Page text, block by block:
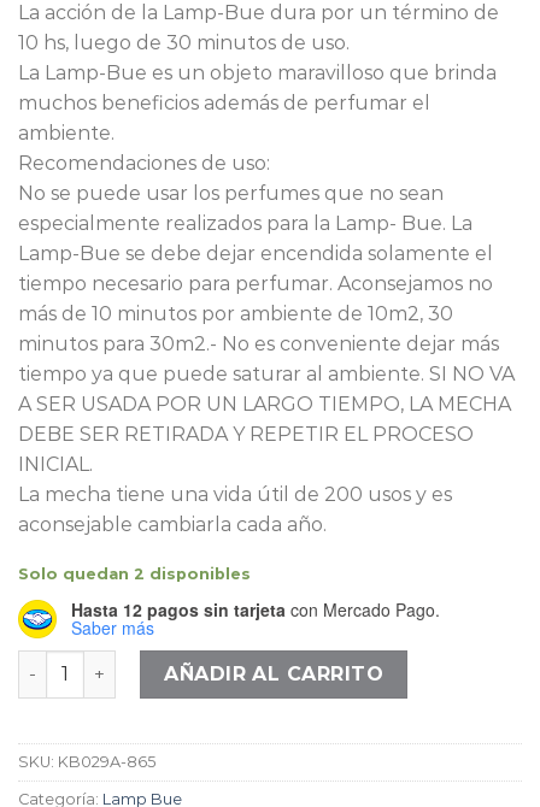
La acción de la Lamp-Bue dura por un término de
10 hs, luego de 30 minutos de uso.
La Lamp-Bue es un objeto maravilloso que brinda
muchos beneficios además de perfumar el
ambiente.
Recomendaciones de uso:
No se puede usar los perfumes que no sean
especialmente realizados para la Lamp- Bue. La
Lamp-Bue se debe dejar encendida solamente el
tiempo necesario para perfumar. Aconsejamos no
más de 10 minutos por ambiente de 10m2, 30
minutos para 30m2.- No es conveniente dejar más
tiempo ya que puede saturar al ambiente. SI NO VA
A SER USADA POR UN LARGO TIEMPO, LA MECHA
DEBE SER RETIRADA Y REPETIR EL PROCESO
INICIAL.
La mecha tiene una vida útil de 200 usos y es
aconsejable cambiarla cada año.
Solo quedan 2 disponibles
Hasta 12 pagos sin tarjeta con Mercado Pago.
Saber más
Miró redonda blanca cantidad
AÑADIR AL CARRITO
SKU: KB029A-865
Categoría: Lamp Bue